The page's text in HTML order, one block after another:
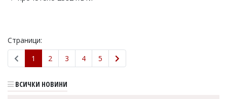
Страници:
1
2 3 4 5
ВСИЧКИ НОВИНИ